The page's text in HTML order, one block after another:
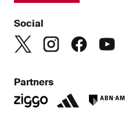
Social
Partners